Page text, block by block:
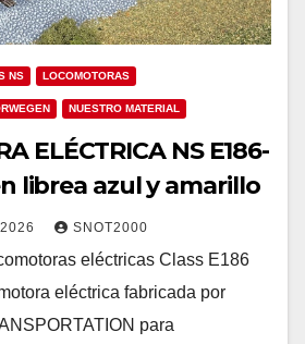
NS LOCOMOTORAS
NUESTRO MATERIAL
ELÉCTRICA NS E186-
en librea azul y amarillo
SNOT2000
eléctricas Class E186
eléctrica fabricada por
para